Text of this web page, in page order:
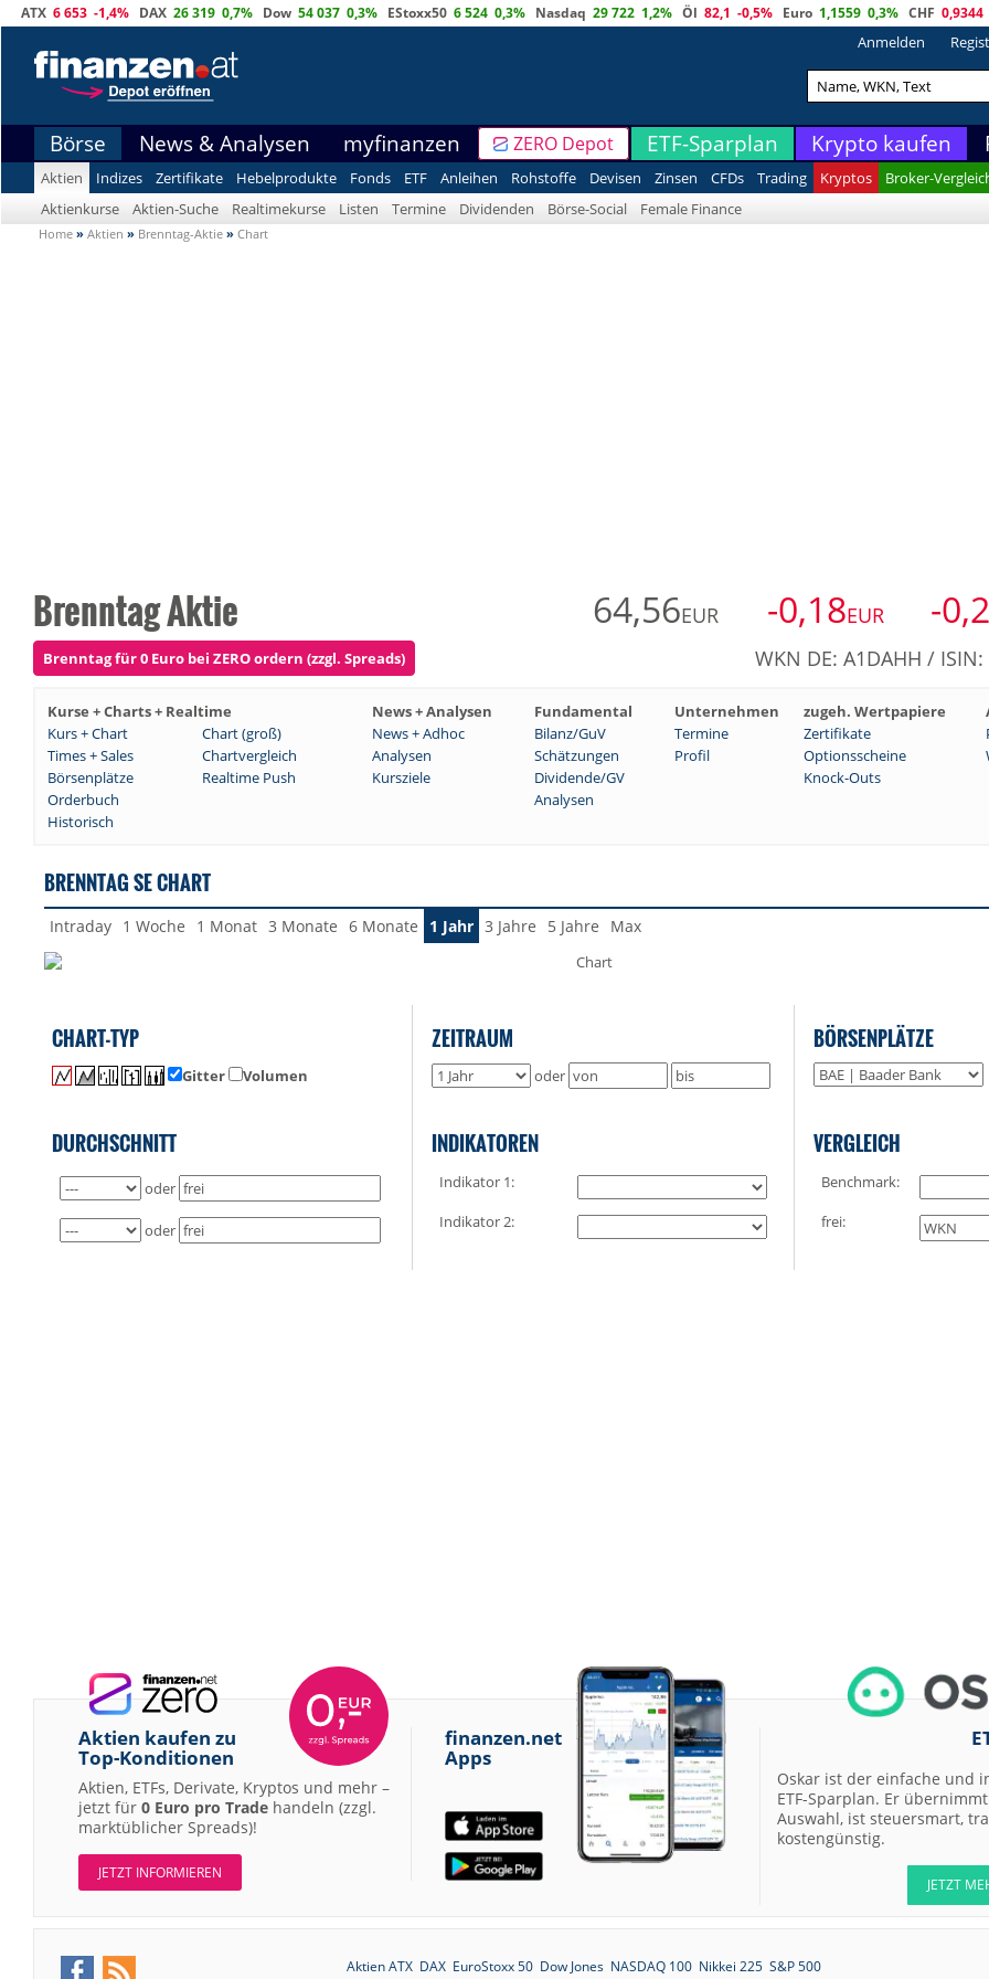
ATX 6 653 -1,4% DAX 26 319 0,7% Dow 54 037 0,3% EStoxx50 6 524 0,3% Nasdaq 29 722 1,2% Öl 82,1 -0,5% Euro 1,1559 0,3% CHF 0,9344
Anmelden
Börse News & Analysen myfinanzen ZERO Depot ETF-Sparplan Krypto kaufen
Aktien Indizes Zertifikate Hebelprodukte Fonds ETF Anleihen Rohstoffe Devisen Zinsen CFDs Trading Kryptos Broker-
Aktienkurse
Aktien-Suche Realtimekurse Listen Termine Dividenden Börse-Social Female Finance
Home » Aktien » Brenntag-Aktie » Chart
Brenntag Aktie 64,56EUR -0,18EUR -
Brenntag für 0 Euro bei ZERO ordern (zzgl. Spreads) WKN DE: A1DAHH /
Kurse + Charts + Realtime News + Analysen Fundamental Unternehmen zugeh. Wertpapiere
Kurs + Chart
Chart (groß) News + Adhoc Bilanz/GuV Termine Zertifikate
Times + Sales
Chartvergleich Analysen Schätzungen Profil Optionsscheine
Börsenplätze
Realtime Push Kursziele Dividende/GV
Knock-Outs
Orderbuch
Analysen
Historisch
BRENNTAG SE CHART
Intraday 1 Woche 1 Monat 3 Monate 6 Monate 1 Jahr 3 Jahre 5 Jahre Max
CHART-TYP
Gitter Volumen
ZEITRAUM
oder
BÖRSENPLÄTZE
DURCHSCHNITT
oder
oder
INDIKATOREN
Indikator 1:
Indikator 2:
VERGLEICH
Benchmark:
frei:
Aktien kaufen zu
Top-Konditionen
Aktien, ETFs, Derivate, Kryptos und mehr –
jetzt für 0 Euro pro Trade handeln (zzgl.
marktüblicher Spreads)!
JETZT INFORMIEREN
finanzen.net
Apps
Oskar ist der einfache und
ETF-Sparplan. Er übernimmt
Auswahl, ist steuersmart,
kostengünstig.
JETZT
Aktien ATX DAX EuroStoxx 50 Dow Jones NASDAQ 100 Nikkei 225 S&P 500